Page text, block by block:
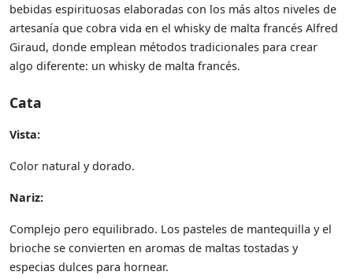
bebidas espirituosas elaboradas con los más altos niveles de
artesanía que cobra vida en el whisky de malta francés Alfred
Giraud, donde emplean métodos tradicionales para crear
algo diferente: un whisky de malta francés.
Cata
Vista:
Color natural y dorado.
Nariz:
Complejo pero equilibrado. Los pasteles de mantequilla y el
brioche se convierten en aromas de maltas tostadas y
especias dulces para hornear.